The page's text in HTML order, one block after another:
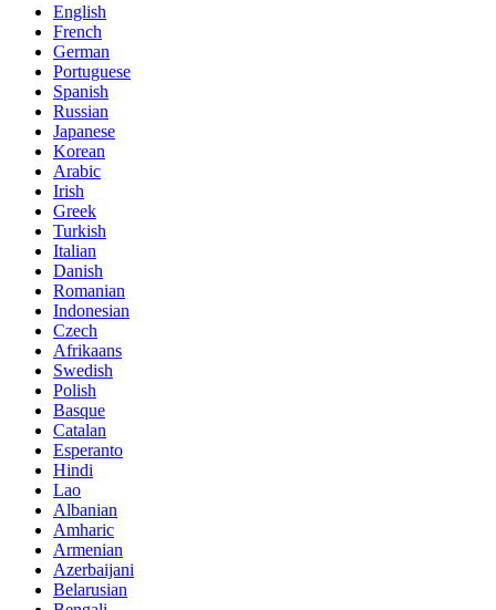
English
French
German
Portuguese
Spanish
Russian
Japanese
Korean
Arabic
Irish
Greek
Turkish
Italian
Danish
Romanian
Indonesian
Czech
Afrikaans
Swedish
Polish
Basque
Catalan
Esperanto
Hindi
Lao
Albanian
Amharic
Armenian
Azerbaijani
Belarusian